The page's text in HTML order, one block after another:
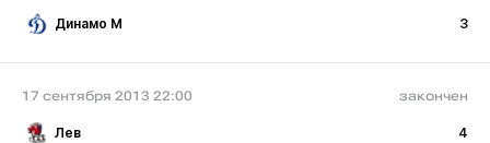
Динамо М 3
17 сентября 2013 22:00 закончен
Лев 4